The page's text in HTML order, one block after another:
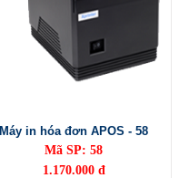
Máy in hóa đơn APOS - 58
Mã SP: 58
1.170.000 đ